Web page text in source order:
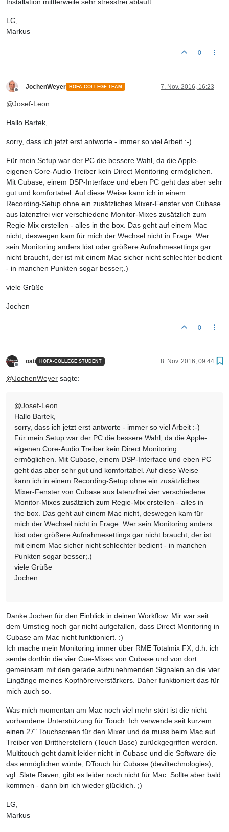
LG,
Markus
0
Offline
JochenWeyer HOFA-COLLEGE TEAM 7. Nov. 2016, 16:23
@Josef-Leon
Hallo Bartek,
sorry, dass ich jetzt erst antworte - immer so viel Arbeit :-)
Für mein Setup war der PC die bessere Wahl, da die Apple-
eigenen Core-Audio Treiber kein Direct Monitoring ermöglichen.
Mit Cubase, einem DSP-Interface und eben PC geht das aber sehr
gut und komfortabel. Auf diese Weise kann ich in einem
Recording-Setup ohne ein zusätzliches Mixer-Fenster von Cubase
aus latenzfrei vier verschiedene Monitor-Mixes zusätzlich zum
Regie-Mix erstellen - alles in the box. Das geht auf einem Mac
nicht, deswegen kam für mich der Wechsel nicht in Frage. Wer
sein Monitoring anders löst oder größere Aufnahmesettings gar
nicht braucht, der ist mit einem Mac sicher nicht schlechter bedient
- in manchen Punkten sogar besser;.)
viele Grüße
Jochen
0
Offline
oati HOFA-COLLEGE STUDENT 8. Nov. 2016, 09:44
@JochenWeyer sagte:
@Josef-Leon
Hallo Bartek,
sorry, dass ich jetzt erst antworte - immer so viel Arbeit :-)
Für mein Setup war der PC die bessere Wahl, da die Apple-
eigenen Core-Audio Treiber kein Direct Monitoring
ermöglichen. Mit Cubase, einem DSP-Interface und eben PC
geht das aber sehr gut und komfortabel. Auf diese Weise
kann ich in einem Recording-Setup ohne ein zusätzliches
Mixer-Fenster von Cubase aus latenzfrei vier verschiedene
Monitor-Mixes zusätzlich zum Regie-Mix erstellen - alles in
the box. Das geht auf einem Mac nicht, deswegen kam für
mich der Wechsel nicht in Frage. Wer sein Monitoring anders
löst oder größere Aufnahmesettings gar nicht braucht, der ist
mit einem Mac sicher nicht schlechter bedient - in manchen
Punkten sogar besser;.)
viele Grüße
Jochen
Danke Jochen für den Einblick in deinen Workflow. Mir war seit
dem Umstieg noch gar nicht aufgefallen, dass Direct Monitoring in
Cubase am Mac nicht funktioniert. :)
Ich mache mein Monitoring immer über RME Totalmix FX, d.h. ich
sende dorthin die vier Cue-Mixes von Cubase und von dort
gemeinsam mit den gerade aufzunehmenden Signalen an die vier
Eingänge meines Kopfhörerverstärkers. Daher funktioniert das für
mich auch so.
Was mich momentan am Mac noch viel mehr stört ist die nicht
vorhandene Unterstützung für Touch. Ich verwende seit kurzem
einen 27" Touchscreen für den Mixer und da muss beim Mac auf
Treiber von Drittherstellern (Touch Base) zurückgegriffen werden.
Multitouch geht damit leider nicht in Cubase und die Software die
das ermöglichen würde, DTouch für Cubase (deviltechnologies),
vgl. Slate Raven, gibt es leider noch nicht für Mac. Sollte aber bald
kommen - dann bin ich wieder glücklich. ;)
LG,
Markus